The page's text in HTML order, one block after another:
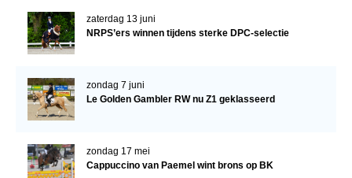
Verrichtingsonderzoek 2022-2023
Verrichtingsonderzoek 2019-2020
Paard te koop
zaterdag 13 juni
NRPS’ers winnen tijdens sterke DPC-selectie
zondag 7 juni
Le Golden Gambler RW nu Z1 geklasseerd
zondag 17 mei
Cappuccino van Paemel wint brons op BK